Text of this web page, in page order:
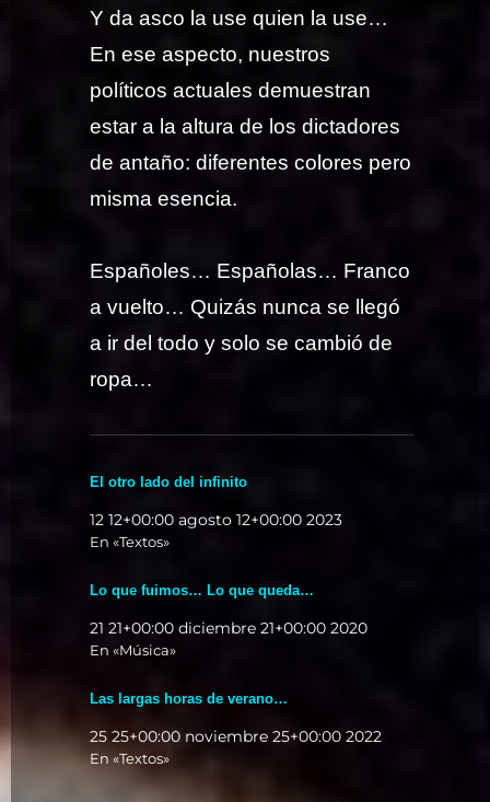
Y da asco la use quien la use…
En ese aspecto, nuestros
políticos actuales demuestran
estar a la altura de los dictadores
de antaño: diferentes colores pero
misma esencia.
Españoles… Españolas… Franco
a vuelto… Quizás nunca se llegó
a ir del todo y solo se cambió de
ropa…
El otro lado del infinito
12 12+00:00 agosto 12+00:00 2023
En «Textos»
Lo que fuimos… Lo que queda…
21 21+00:00 diciembre 21+00:00 2020
En «Música»
Las largas horas de verano…
25 25+00:00 noviembre 25+00:00 2022
En «Textos»